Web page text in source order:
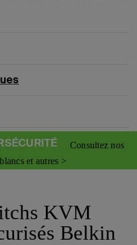
Consultez nos
et autres >
KVM
Belkin